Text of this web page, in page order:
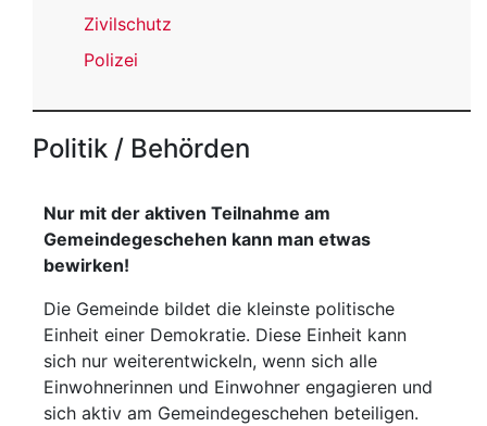
Zivilschutz
Polizei
Politik / Behörden
Nur mit der aktiven Teilnahme am
Gemeindegeschehen kann man etwas
bewirken!
Die Gemeinde bildet die kleinste politische
Einheit einer Demokratie. Diese Einheit kann
sich nur weiterentwickeln, wenn sich alle
Einwohnerinnen und Einwohner engagieren und
sich aktiv am Gemeindegeschehen beteiligen.